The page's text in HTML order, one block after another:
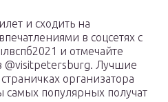
и сходить на
в соцсетях с
и отмечайте
@visitpetersburg. Лучшие
организатора
самых популярных получат